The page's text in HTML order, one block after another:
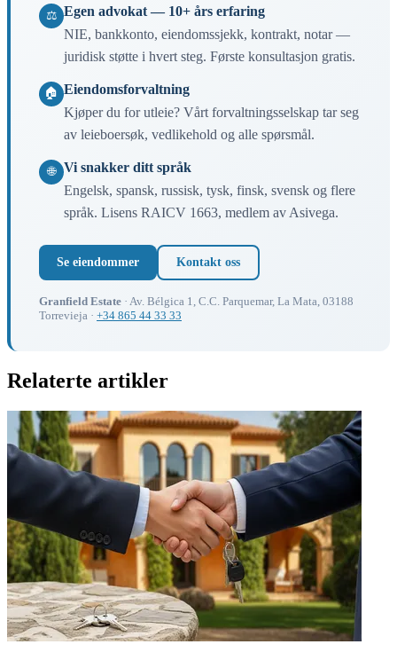
⚖ Egen advokat — 10+ års erfaring
NIE, bankkonto, eiendomssjekk, kontrakt, notar —
juridisk støtte i hvert steg. Første konsultasjon gratis.
🏠 Eiendomsforvaltning
Kjøper du for utleie? Vårt forvaltningsselskap tar seg
av leieboersøk, vedlikehold og alle spørsmål.
🌐
Vi snakker ditt språk
Engelsk, spansk, russisk, tysk, finsk, svensk og flere
språk. Lisens RAICV 1663, medlem av Asivega.
Se eiendommer Kontakt oss
Granfield Estate · Av. Bélgica 1, C.C. Parquemar, La Mata, 03188
Torrevieja · +34 865 44 33 33
Relaterte artikler